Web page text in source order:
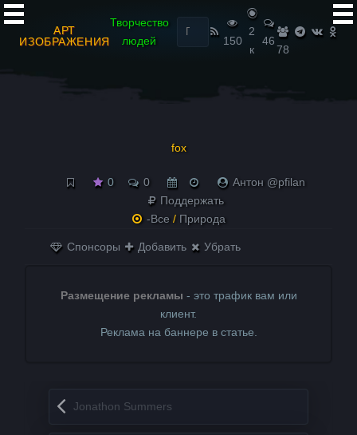
АРТ
ИЗОБРАЖЕНИЯ
Творчество
людей
Найти:
150
2
к
46
78
fox
0 0
Антон @pfilan
Поддержать
-Все / Природа
Спонсоры Добавить Убрать
Размещение рекламы - это трафик вам или
клиент.
Реклама на баннере в статье.
Запись навигация
Jonathon Summers